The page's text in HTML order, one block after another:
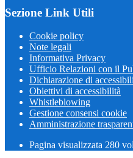
Sezione Link Utili
Cookie policy
Note legali
Informativa Privacy
Ufficio Relazioni con il
Dichiarazione di
Obiettivi di accessibilità
Whistleblowing
Gestione consensi cookie
Amministrazione
Pagina visualizzata 280